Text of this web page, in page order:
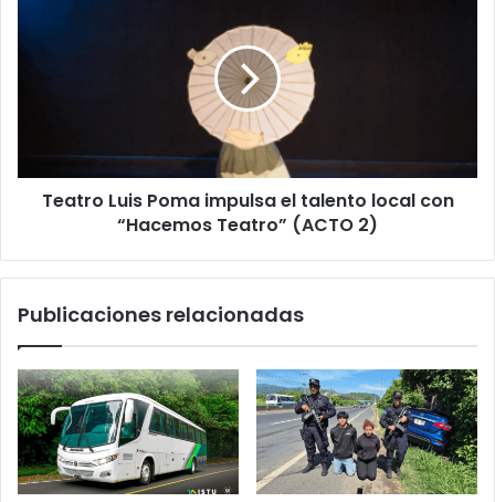
“Hacemos
Teatro”
Teatro Luis Poma impulsa el talento local con
“Hacemos Teatro” (ACTO 2)
Publicaciones relacionadas